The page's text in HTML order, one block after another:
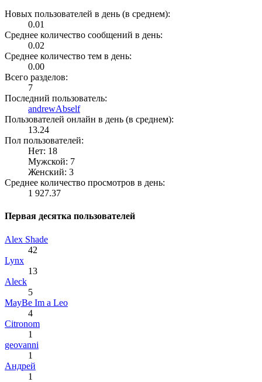
Новых пользователей в день (в среднем):
0.01
Среднее количество сообщений в день:
0.02
Среднее количество тем в день:
0.00
Всего разделов:
7
Последний пользователь:
andrewAbself
Пользователей онлайн в день (в среднем):
13.24
Пол пользователей:
Нет: 18
Мужской: 7
Женский: 3
Среднее количество просмотров в день:
1 927.37
Первая десятка пользователей
Alex Shade
42
Lynx
13
Aleck
5
MayBe Im a Leo
4
Citronom
1
geovanni
1
Андрей
1